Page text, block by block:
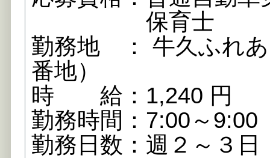
保育士
勤務地 ： 牛久ふれあ
番地）
時 給：1,240 円
勤務時間：7:00～9:00
勤務日数：週２～３